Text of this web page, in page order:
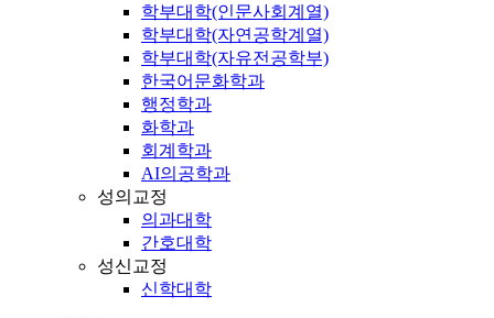
학부대학(인문사회계열)
학부대학(자연공학계열)
학부대학(자유전공학부)
한국어문화학과
행정학과
화학과
회계학과
AI의공학과
성의교정
의과대학
간호대학
성신교정
신학대학